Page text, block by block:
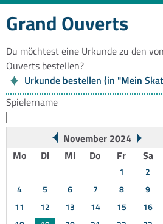
Grand Ouverts
Du möchtest eine Urkunde zu den
Ouverts bestellen?
Urkunde bestellen (in "Mein
Spielername
November 2024
Mo
Di Mi Do Fr Sa
1 2
4
5 6 7 8 9
11
12 13 14 15 16